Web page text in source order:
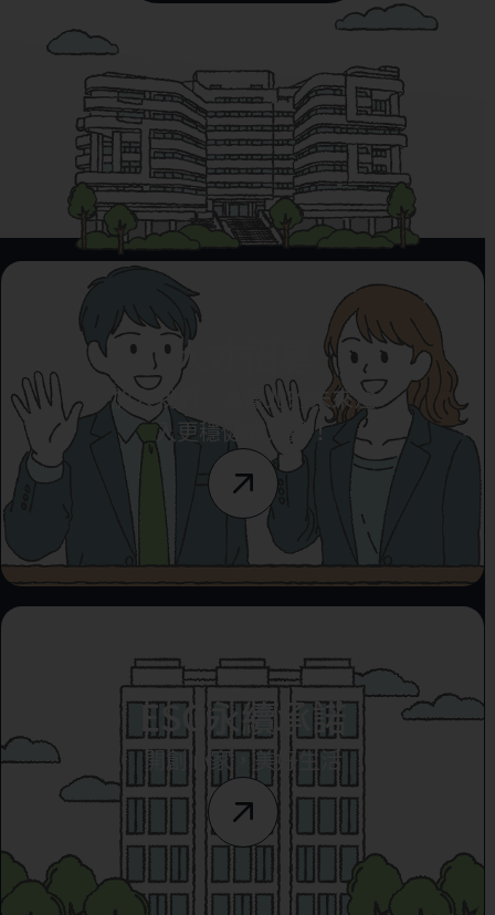
人才招募
加入我們，為臺北的未來注
入更穩健的力量！
ESG永續承諾
開創心家，美好生活